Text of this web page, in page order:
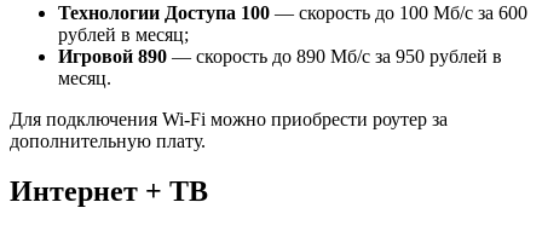
Технологии Доступа 100 — скорость до 100 Мб/с за 600
рублей в месяц;
Игровой 890 — скорость до 890 Мб/с за 950 рублей в
месяц.
Для подключения Wi-Fi можно приобрести роутер за
дополнительную плату.
Интернет + ТВ